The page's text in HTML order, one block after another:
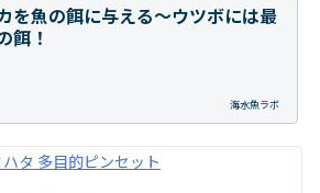
海水魚ラボ
を魚の餌に与える～ウツボには最
餌！
タ 多目的ピンセット